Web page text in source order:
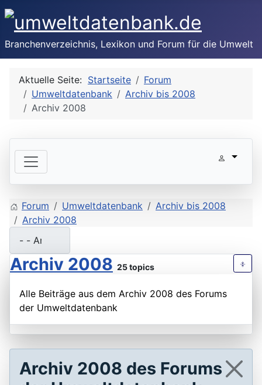
Branchenverzeichnis, Lexikon und Forum für die Umwelt
Aktuelle Seite: Startseite
Forum
Umweltdatenbank
Archiv bis 2008
Archiv 2008
Forum Umweltdatenbank
Archiv bis 2008
Archiv 2008
Archiv 2008 25 topics
Alle Beiträge aus dem Archiv 2008 des Forums
der Umweltdatenbank
Archiv 2008 des Forums